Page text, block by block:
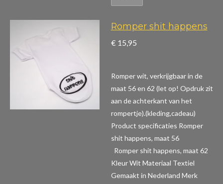
Romper shit happens
€ 15,95
Romper wit, verkrijgbaar in de
maat 56 en 62 (let op! Opdruk zit
aan de achterkant van het
rompertje).(kleding,cadeau)
Product specificaties Romper
shit happens, maat 56
Romper shit happens, maat 62
Kleur Wit Materiaal Textiel
Gemaakt in Nederland Merk